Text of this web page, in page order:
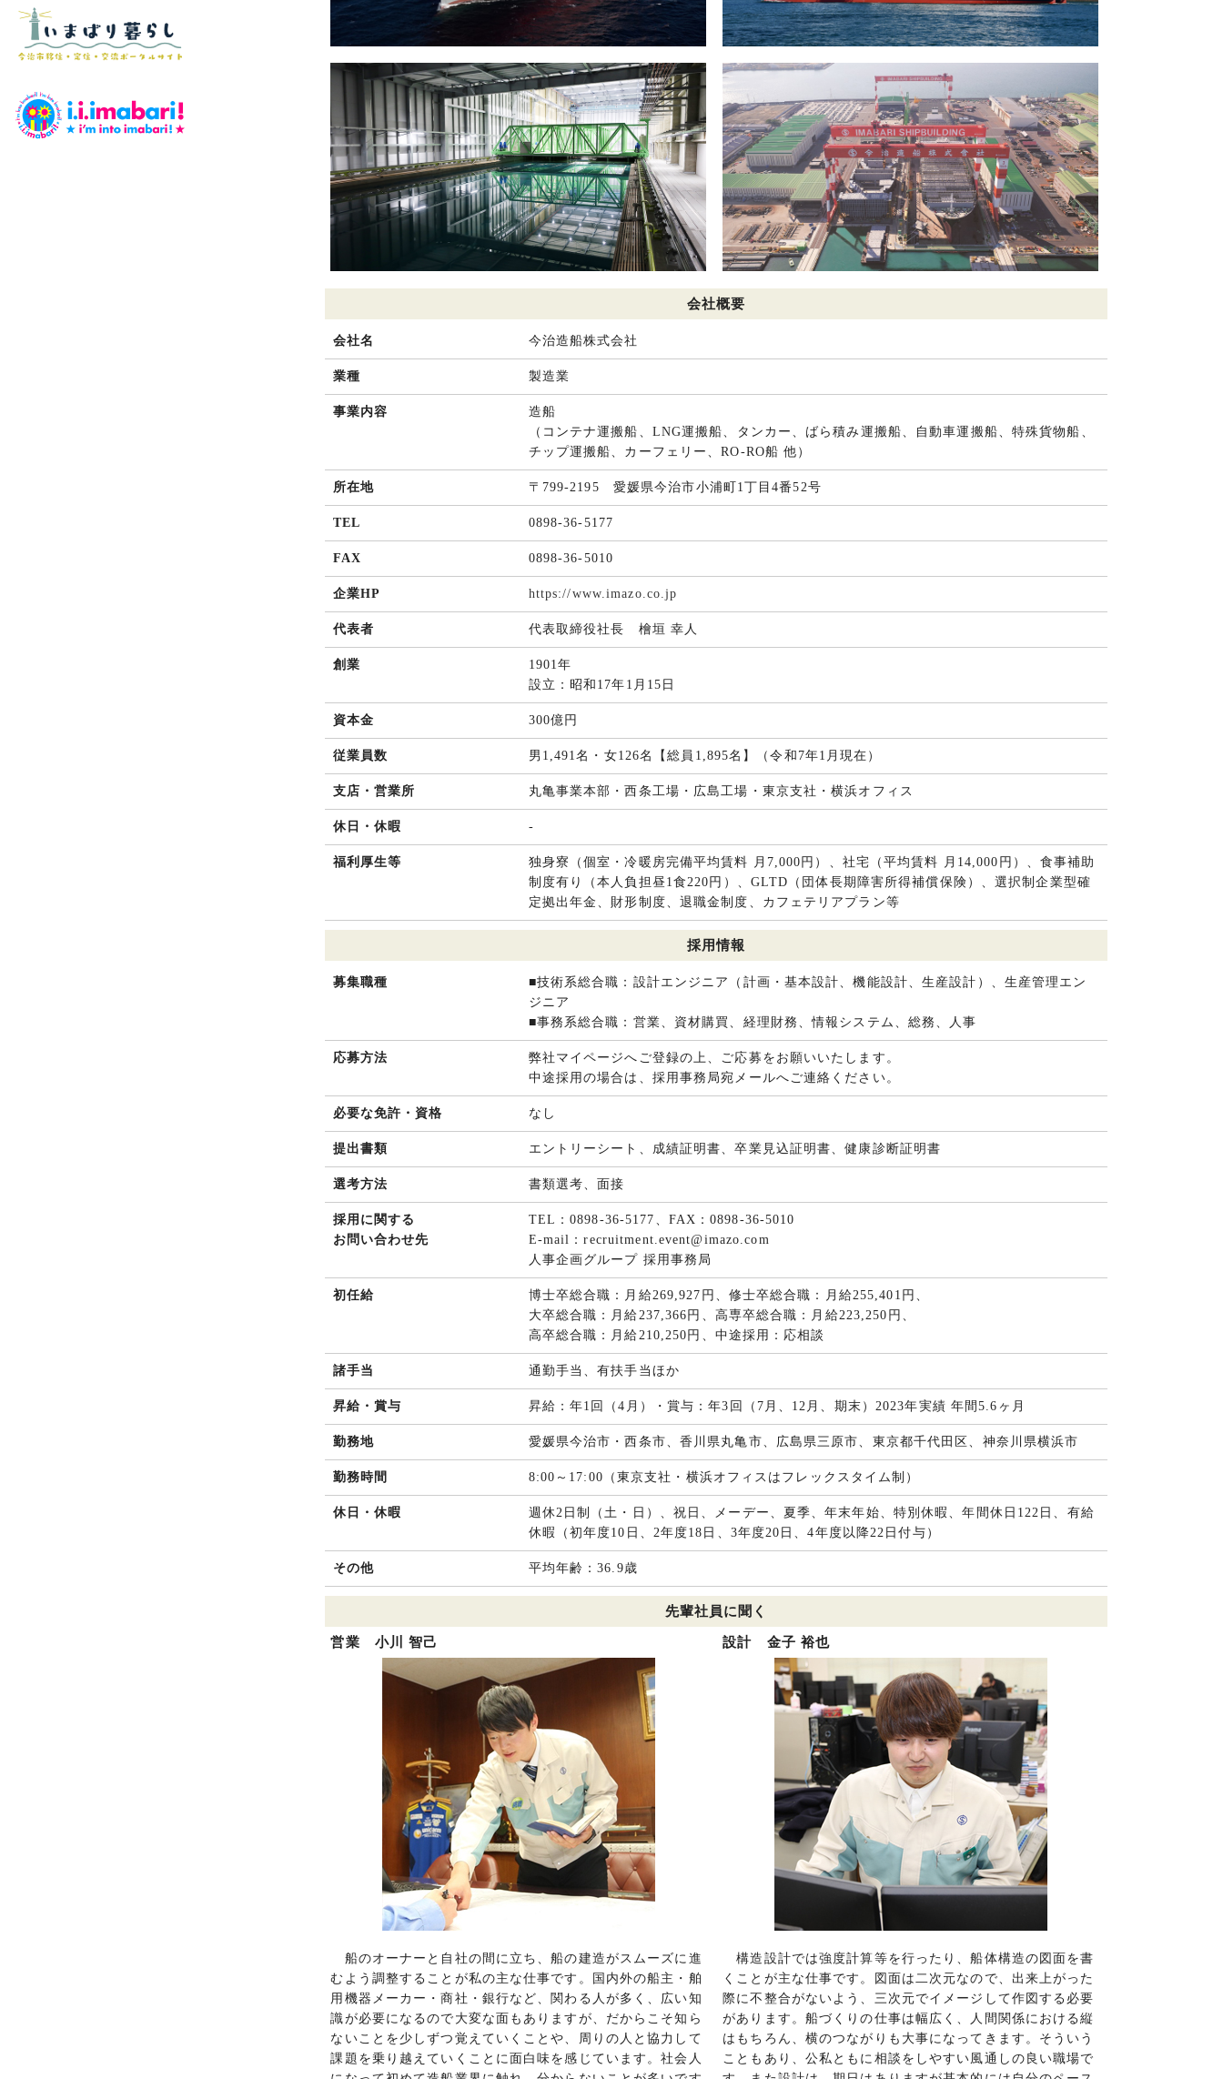
会社概要
会社名 今治造船株式会社
業種 製造業
事業内容
造船
（コンテナ運搬船、LNG運搬船、タンカー、ばら積み運搬船、自動車運搬船、特殊貨物船、
チップ運搬船、カーフェリー、RO-RO船 他）
所在地 〒799-2195 愛媛県今治市小浦町1丁目4番52号
TEL 0898-36-5177
FAX 0898-36-5010
企業HP https://www.imazo.co.jp
代表者 代表取締役社長 檜垣 幸人
創業
1901年
設立：昭和17年1月15日
資本金 300億円
従業員数 男1,491名・女126名【総員1,895名】（令和7年1月現在）
支店・営業所 丸亀事業本部・西条工場・広島工場・東京支社・横浜オフィス
休日・休暇 -
福利厚生等
独身寮（個室・冷暖房完備平均賃料 月7,000円）、社宅（平均賃料 月14,000円）、食事補助
制度有り（本人負担昼1食220円）、GLTD（団体長期障害所得補償保険）、選択制企業型確
定拠出年金、財形制度、退職金制度、カフェテリアプラン等
採用情報
募集職種
■技術系総合職：設計エンジニア（計画・基本設計、機能設計、生産設計）、生産管理エン
ジニア
■事務系総合職：営業、資材購買、経理財務、情報システム、総務、人事
応募方法
弊社マイページへご登録の上、ご応募をお願いいたします。
中途採用の場合は、採用事務局宛メールへご連絡ください。
必要な免許・資格 なし
提出書類 エントリーシート、成績証明書、卒業見込証明書、健康診断証明書
選考方法 書類選考、面接
採用に関する
お問い合わせ先
TEL：0898-36-5177、FAX：0898-36-5010
E-mail：recruitment.event@imazo.com
人事企画グループ 採用事務局
初任給
博士卒総合職：月給269,927円、修士卒総合職：月給255,401円、
大卒総合職：月給237,366円、高専卒総合職：月給223,250円、
高卒総合職：月給210,250円、中途採用：応相談
諸手当 通勤手当、有扶手当ほか
昇給・賞与 昇給：年1回（4月）・賞与：年3回（7月、12月、期末）2023年実績 年間5.6ヶ月
勤務地 愛媛県今治市・西条市、香川県丸亀市、広島県三原市、東京都千代田区、神奈川県横浜市
勤務時間 8:00～17:00（東京支社・横浜オフィスはフレックスタイム制）
休日・休暇
週休2日制（土・日）、祝日、メーデー、夏季、年末年始、特別休暇、年間休日122日、有給
休暇（初年度10日、2年度18日、3年度20日、4年度以降22日付与）
その他 平均年齢：36.9歳
先輩社員に聞く
営業 小川 智己
船のオーナーと自社の間に立ち、船の建造がスムーズに進
むよう調整することが私の主な仕事です。国内外の船主・舶
用機器メーカー・商社・銀行など、関わる人が多く、広い知
識が必要になるので大変な面もありますが、だからこそ知ら
ないことを少しずつ覚えていくことや、周りの人と協力して
課題を乗り越えていくことに面白味を感じています。社会人
設計 金子 裕也
構造設計では強度計算等を行ったり、船体構造の図面を書
くことが主な仕事です。図面は二次元なので、出来上がった
際に不整合がないよう、三次元でイメージして作図する必要
があります。船づくりの仕事は幅広く、人間関係における縦
はもちろん、横のつながりも大事になってきます。そういう
こともあり、公私ともに相談をしやすい風通しの良い職場で